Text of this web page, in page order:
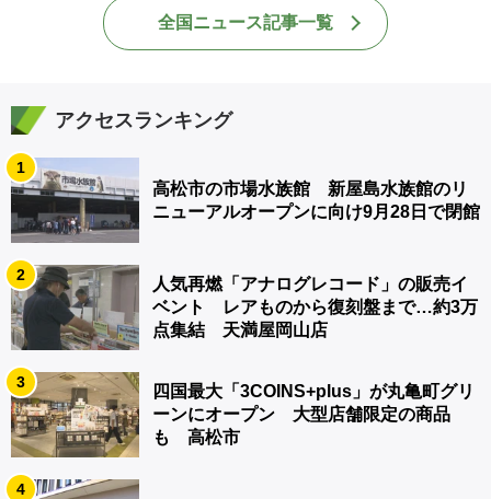
全国ニュース記事一覧
アクセスランキング
1
高松市の市場水族館 新屋島水族館のリ
ニューアルオープンに向け9月28日で閉館
2
人気再燃「アナログレコード」の販売イ
ベント レアものから復刻盤まで…約3万
点集結 天満屋岡山店
3
四国最大「3COINS+plus」が丸亀町グリ
ーンにオープン 大型店舗限定の商品
も 高松市
4